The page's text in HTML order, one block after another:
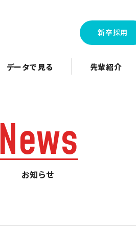
新卒採用
データで見る 先輩紹介
News
お知らせ